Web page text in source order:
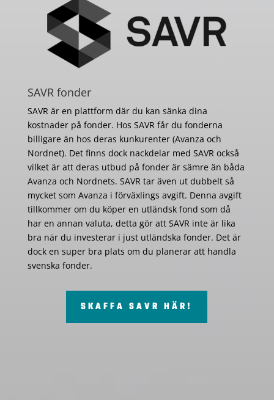
SAVR fonder
SAVR är en plattform där du kan sänka dina
kostnader på fonder. Hos SAVR får du fonderna
billigare än hos deras kunkurenter (Avanza och
Nordnet). Det finns dock nackdelar med SAVR också
vilket är att deras utbud på fonder är sämre än båda
Avanza och Nordnets. SAVR tar även ut dubbelt så
mycket som Avanza i förväxlings avgift. Denna avgift
tillkommer om du köper en utländsk fond som då
har en annan valuta, detta gör att SAVR inte är lika
bra när du investerar i just utländska fonder. Det är
dock en super bra plats om du planerar att handla
svenska fonder.
SKAFFA SAVR HÄR!